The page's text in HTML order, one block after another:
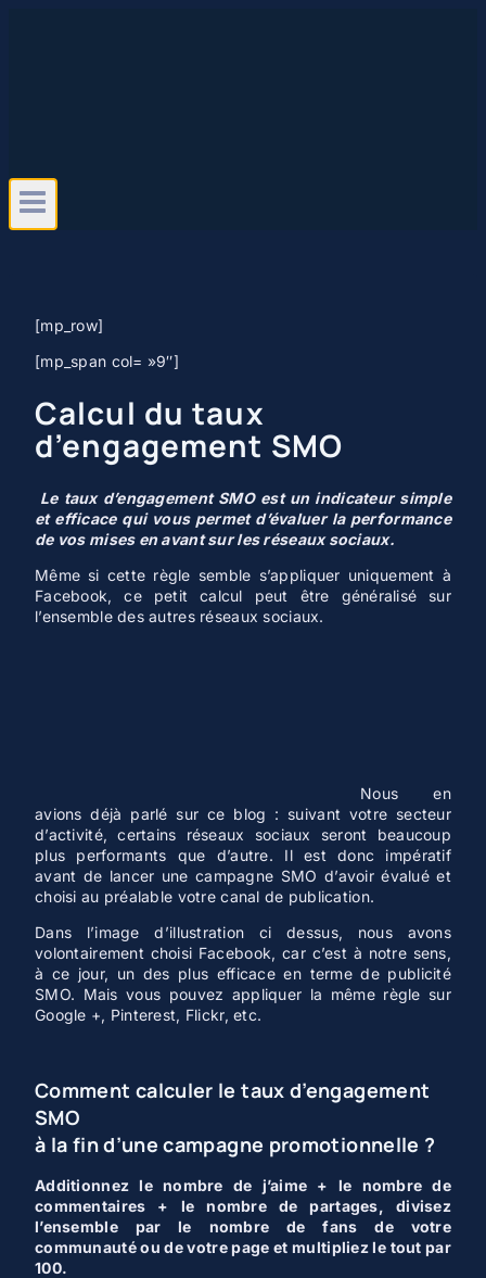
[mp_row]
[mp_span col= »9″]
Calcul du taux
d’engagement SMO
Le taux d’engagement SMO est un indicateur simple
et efficace qui vous permet d’évaluer la performance
de vos mises en avant sur les réseaux sociaux.
Même si cette règle semble s’appliquer uniquement à
Facebook, ce petit calcul peut être généralisé sur
l’ensemble des autres réseaux sociaux.
Nous en
avions déjà parlé sur ce blog : suivant votre secteur
d’activité, certains réseaux sociaux seront beaucoup
plus performants que d’autre. Il est donc impératif
avant de lancer une campagne SMO d’avoir évalué et
choisi au préalable votre canal de publication.
Dans l’image d’illustration ci dessus, nous avons
volontairement choisi Facebook, car c’est à notre sens,
à ce jour, un des plus efficace en terme de publicité
SMO. Mais vous pouvez appliquer la même règle sur
Google +, Pinterest, Flickr, etc.
Comment calculer le taux d’engagement
SMO
à la fin d’une campagne promotionnelle ?
Additionnez le nombre de j’aime + le nombre de
commentaires + le nombre de partages, divisez
l’ensemble par le nombre de fans de votre
communauté ou de votre page et multipliez le tout par
100.